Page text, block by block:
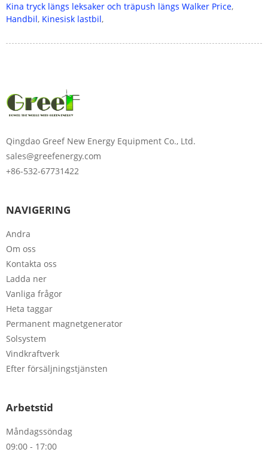
Kina tryck längs leksaker och träpush längs Walker Price,
Handbil, Kinesisk lastbil,
Qingdao Greef New Energy Equipment Co., Ltd.
sales@greefenergy.com
+86-532-67731422
NAVIGERING
Andra
Om oss
Kontakta oss
Ladda ner
Vanliga frågor
Heta taggar
Permanent magnetgenerator
Solsystem
Vindkraftverk
Efter försäljningstjänsten
Arbetstid
Måndagssöndag
09:00 - 17:00